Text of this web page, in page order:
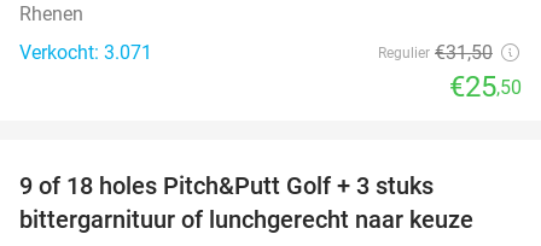
Rhenen
Verkocht: 3.071
Regulier €31,50
€25,50
9 of 18 holes Pitch&Putt Golf + 3 stuks
bittergarnituur of lunchgerecht naar keuze